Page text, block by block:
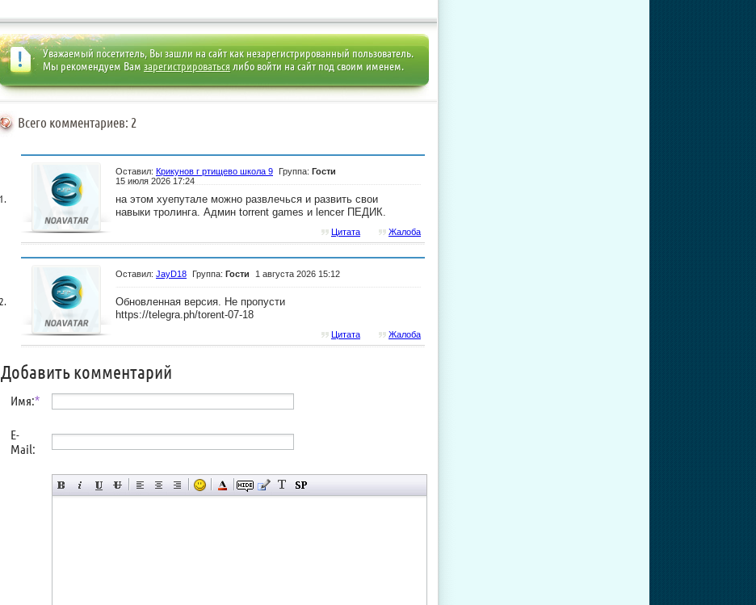
Уважаемый посетитель, Вы зашли на сайт как незарегистрированный пользователь.
Мы рекомендуем Вам зарегистрироватьсялибо войти на сайт под своим именем.
Всего комментариев: 2
Оставил: Крикунов г ртищево школа 9 Группа: Гости
15 июля 2026 17:24
на этом хуепутале можно развлечься и развить свои
навыки тролинга. Админ torrent games и lencer ПЕДИК.
Жалоба
Цитата
Оставил: JayD18 Группа: Гости 1 августа 2026 15:12
Обновленная версия. Не пропусти
https://telegra.ph/torent-07-18
Жалоба
Цитата
Добавить комментарий
Имя:*
E-
Mail: